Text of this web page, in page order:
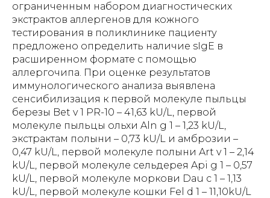
ограниченным набором диагностических
экстрактов аллергенов для кожного
тестирования в поликлинике пациенту
предложено определить наличие sIgE в
расширенном формате с помощью
аллергочипа. При оценке результатов
иммунологического анализа выявлена
сенсибилизация к первой молекуле пыльцы
березы Bet v 1 PR-10 – 41,63 kU/L, первой
молекуле пыльцы ольхи Aln g 1 – 1,23 kU/L,
экстрактам полыни – 0,73 kU/L и амброзии –
0,47 kU/L, первой молекуле полыни Art v 1 – 2,14
kU/L, первой молекуле сельдерея Api g 1 – 0,57
kU/L, первой молекуле моркови Dau c 1 – 1,13
kU/L, первой молекуле кошки Fel d 1 – 11,10kU/L